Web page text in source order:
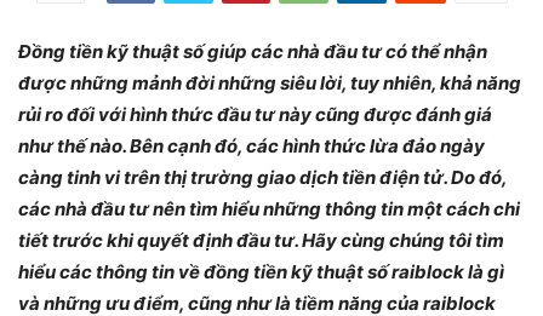
Đồng tiền kỹ thuật số giúp các nhà đầu tư có thể nhận
được những mảnh đời những siêu lời, tuy nhiên, khả năng
rủi ro đối với hình thức đầu tư này cũng được đánh giá
như thế nào. Bên cạnh đó, các hình thức lừa đảo ngày
càng tinh vi trên thị trường giao dịch tiền điện tử. Do đó,
các nhà đầu tư nên tìm hiểu những thông tin một cách chi
tiết trước khi quyết định đầu tư. Hãy cùng chúng tôi tìm
hiểu các thông tin về đồng tiền kỹ thuật số raiblock là gì
và những ưu điểm, cũng như là tiềm năng của raiblock